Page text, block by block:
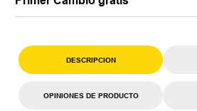
DESCRIPCION
OPINIONES DE PRODUCTO